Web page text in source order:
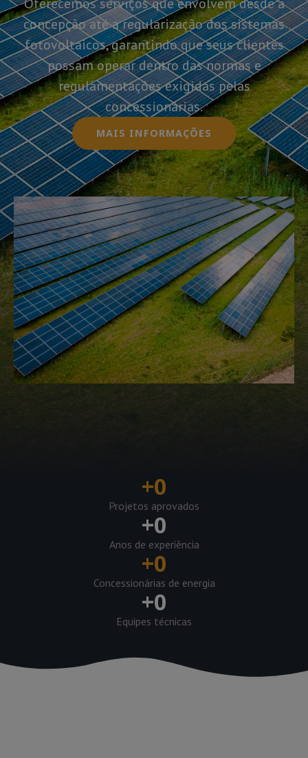
concepção até a regularização dos sistemas
fotovoltaicos, garantindo que seus clientes
possam operar dentro das normas e
regulamentações exigidas pelas
concessionárias.
MAIS INFORMAÇÕES
+0
Projetos aprovados
+0
Anos de experiência
+0
Concessionárias de energia
+0
Equipes técnicas